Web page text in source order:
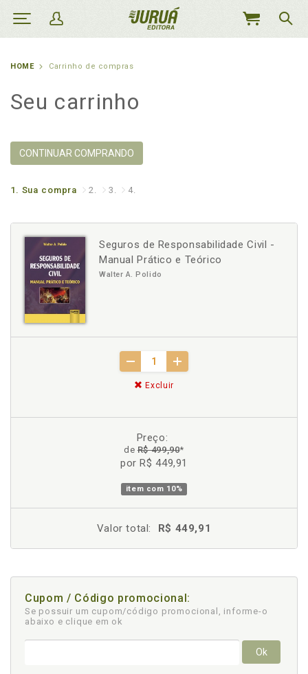
MEU
HOME Carrinho de compras
Seu carrinho
CONTINUAR COMPRANDO
1. Sua compra 2. 3. 4.
Seguros de Responsabilidade Civil -
Manual Prático e Teórico
Walter A. Polido
Excluir
Preço:
deR$ 499,90*
por R$ 449,91
item com 10%
Valor total: R$ 449,91
Cupom / Código promocional:
Se possuir um cupom/código promocional, informe-o
abaixo e clique em ok
Ok